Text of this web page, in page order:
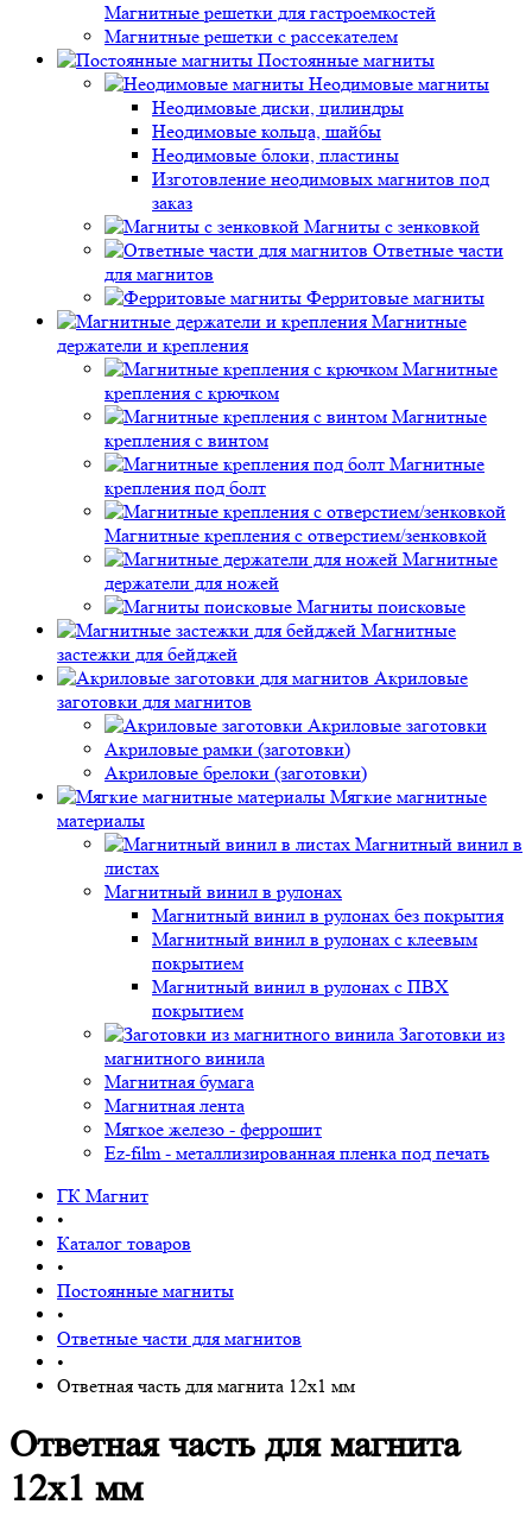
Магнитные решетки для гастроемкостей
Магнитные решетки с рассекателем
Постоянные магниты
Неодимовые магниты
Неодимовые диски, цилиндры
Неодимовые кольца, шайбы
Неодимовые блоки, пластины
Изготовление неодимовых магнитов под
заказ
Магниты с зенковкой
Ответные части
для магнитов
Ферритовые магниты
Магнитные
держатели и крепления
Магнитные
крепления с крючком
Магнитные
крепления с винтом
Магнитные
крепления под болт
Магнитные крепления с отверстием/зенковкой
Магнитные
держатели для ножей
Магниты поисковые
Магнитные
застежки для бейджей
Акриловые
заготовки для магнитов
Акриловые заготовки
Акриловые рамки (заготовки)
Акриловые брелоки (заготовки)
Мягкие магнитные
материалы
Магнитный винил в
листах
Магнитный винил в рулонах
Магнитный винил в рулонах без покрытия
Магнитный винил в рулонах с клеевым
покрытием
Магнитный винил в рулонах с ПВХ
покрытием
Заготовки из
магнитного винила
Магнитная бумага
Магнитная лента
Мягкое железо - феррошит
Ez-film - металлизированная пленка под печать
ГК Магнит
•
Каталог товаров
•
Постоянные магниты
•
Ответные части для магнитов
•
Ответная часть для магнита 12х1 мм
Ответная часть для магнита
12х1 мм